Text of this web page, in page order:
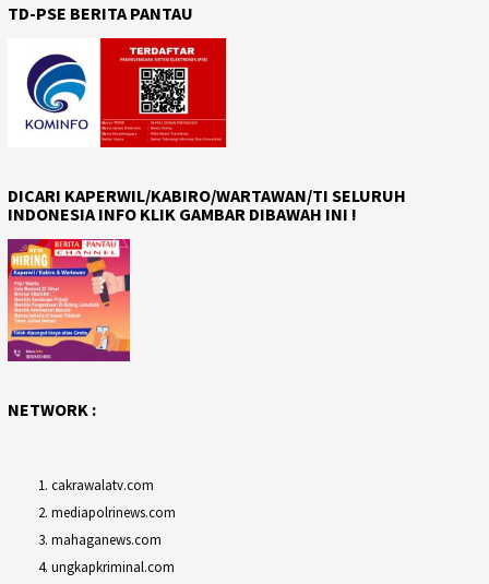
TD-PSE BERITA PANTAU
DICARI KAPERWIL/KABIRO/WARTAWAN/TI SELURUH
INDONESIA INFO KLIK GAMBAR DIBAWAH INI !
NETWORK :
cakrawalatv.com
mediapolrinews.com
mahaganews.com
ungkapkriminal.com